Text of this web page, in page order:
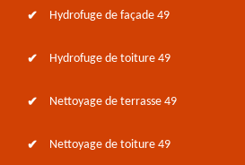
Hydrofuge de façade 49
Hydrofuge de toiture 49
Nettoyage de terrasse 49
Nettoyage de toiture 49